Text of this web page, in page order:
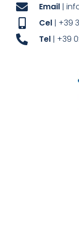
Email |
Cel | +39
Tel | +39